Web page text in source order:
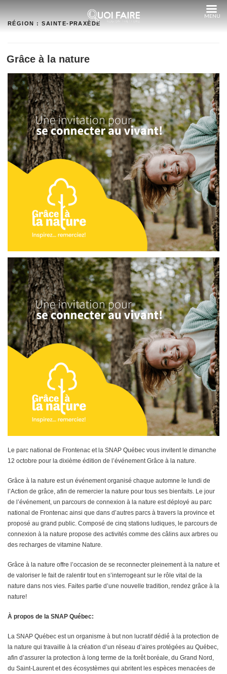
contenu
RÉGION :SAINTE-PRAXÈDE
Grâce à la nature
Le parc national de Frontenac et la SNAP Québec vous invitent le dimanche
12 octobre pour la dixième édition de l’événement Grâce à la nature.
Grâce à la nature est un événement organisé chaque automne le lundi de
l’Action de grâce, afin de remercier la nature pour tous ses bienfaits. Le jour
de l’événement, un parcours de connexion à la nature est déployé au parc
national de Frontenac ainsi que dans d’autres parcs à travers la province et
proposé au grand public. Composé de cinq stations ludiques, le parcours de
connexion à la nature propose des activités comme des câlins aux arbres ou
des recharges de vitamine Nature.
Grâce à la nature offre l’occasion de se reconnecter pleinement à la nature et
de valoriser le fait de ralentir tout en s’interrogeant sur le rôle vital de la
nature dans nos vies. Faites partie d’une nouvelle tradition, rendez grâce à la
nature!
À propos de la SNAP Québec:
La SNAP Québec est un organisme à but non lucratif dédié́ à la protection de
la nature qui travaille à la création d’un réseau d’aires protégées au Québec,
afin d’assurer la protection à long terme de la forêt boréale, du Grand Nord,
du Saint-Laurent et des écosystèmes qui abritent les espèces menacées de